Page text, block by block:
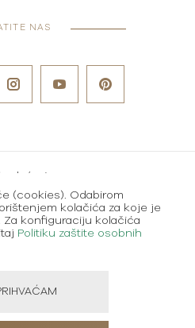
NAS
plaćanja
(cookies). Odabirom
kolačića za koje je
Za konfiguraciju kolačića
Politiku zaštite osobnih